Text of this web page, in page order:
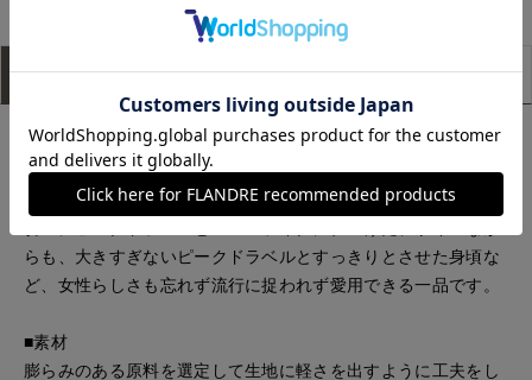
アイテム説明 サイズ詳細 購入レビュー
■デザイン
ジャケットでも上品なエッセンスを添えるダブルブレスト。ネ
イビーにはメタルボタンを使用し、一層引き締まる印象に。本
らも、大きすぎないピークドラベルとすっきりとさせた身頃な
ど、女性らしさも忘れず流行に捉われず愛用できる一品です。
■素材
膨らみのある原料を選定して生地に軽さを出すように工夫をし